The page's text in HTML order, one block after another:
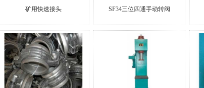
矿用快速接头 SF34三位四通手动转阀